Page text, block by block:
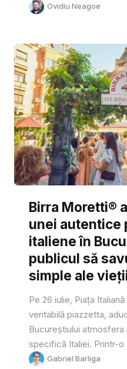
Ovidiu Neagoe
Birra Moretti®
unei autentice
italiene în
publicul să
simple ale
Pe 26 iulie, Piața
veritabilă piazzetta,
Bucureștiului
specifică Italiei. Printr-o
Gabriel Barliga